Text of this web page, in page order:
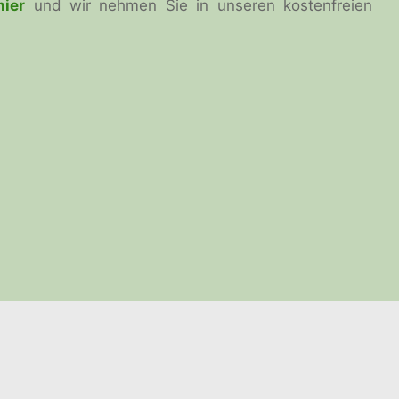
und wir nehmen Sie in unseren kostenfreien